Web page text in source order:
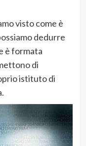
visto come è
dedurre
è formata
di
istituto di